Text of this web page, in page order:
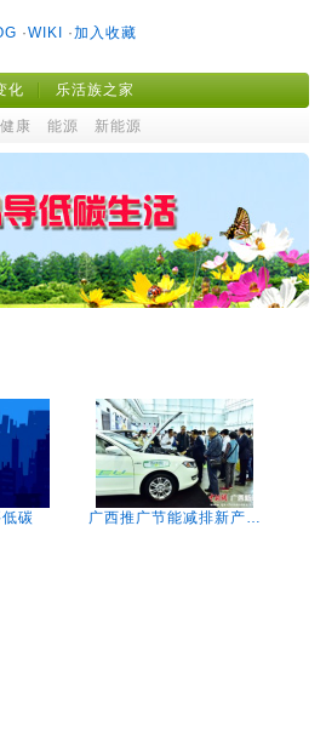
·WIKI ·加入收藏
化 乐活族之家
健康 能源 新能源
碳 广西推广节能减排新产…